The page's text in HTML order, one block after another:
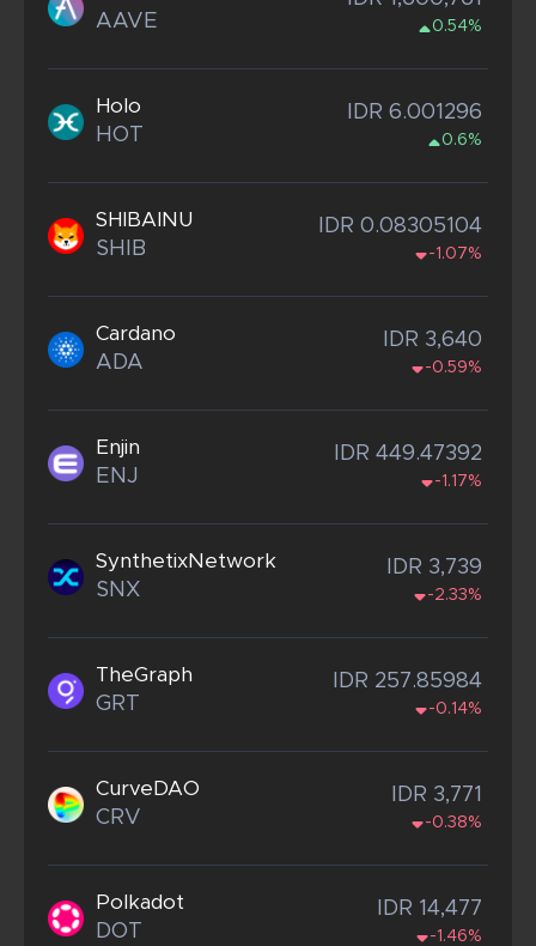
AAVE 0.54%
Holo
HOT
IDR 6.001296
0.6%
SHIBAINU
SHIB
IDR 0.08305104
-1.07%
Cardano
ADA
IDR 3,640
-0.59%
Enjin
ENJ
IDR 449.47392
-1.17%
SynthetixNetwork
SNX
IDR 3,739
-2.33%
TheGraph
GRT
IDR 257.85984
-0.14%
CurveDAO
CRV
IDR 3,771
-0.38%
Polkadot
DOT
IDR 14,477
-1.46%